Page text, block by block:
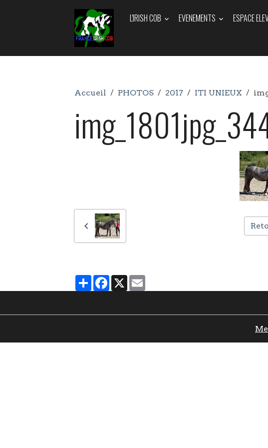
L'IRISH COB EVENEMENTS ESPACE
Accueil PHOTOS 2017 ITI UNIEUX
PartagerFacebook
X